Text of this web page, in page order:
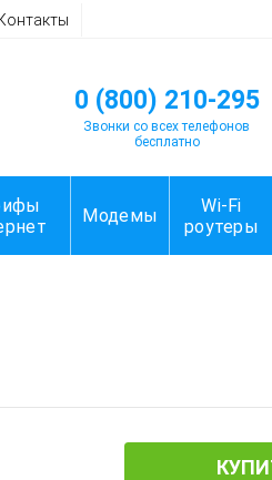
0 (800) 210-295
Звонки со всех телефонов
бесплатно
Модемы
Wi-Fi
роутеры